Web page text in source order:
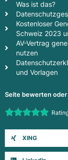
Was ist das?
Kostenloser
Schweiz 2023
AV-Vertrag
nutzen
und Vorlagen
Seite bewerten
Rate this item:
XING